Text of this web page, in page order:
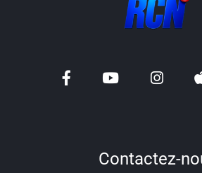
Shabbat Project
Contactez-